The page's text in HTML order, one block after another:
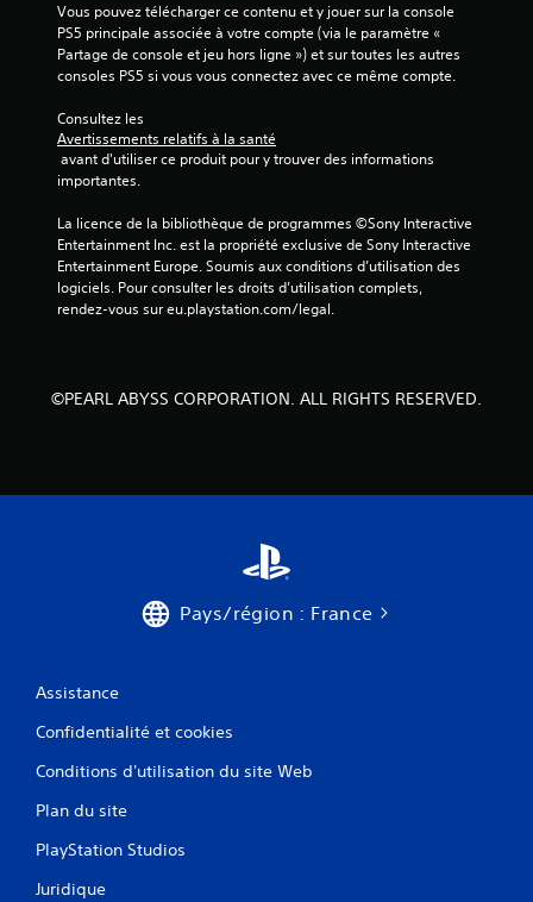
Vous pouvez télécharger ce contenu et y jouer sur la console
PS5 principale associée à votre compte (via le paramètre «
Partage de console et jeu hors ligne ») et sur toutes les autres
consoles PS5 si vous vous connectez avec ce même compte.
Consultez les
Avertissements relatifs à la santé
importantes.
La licence de la bibliothèque de programmes ©Sony Interactive
Entertainment Inc. est la propriété exclusive de Sony Interactive
Entertainment Europe. Soumis aux conditions d’utilisation des
logiciels. Pour consulter les droits d’utilisation complets,
rendez-vous sur eu.playstation.com/legal.
©PEARL ABYSS CORPORATION. ALL RIGHTS RESERVED.
Pays/région : France
Assistance
Confidentialité et cookies
Conditions d'utilisation du site Web
Plan du site
PlayStation Studios
Juridique